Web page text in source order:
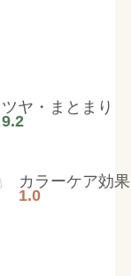
ツヤ・まとまり
9.2
カラーケア効果
1.0